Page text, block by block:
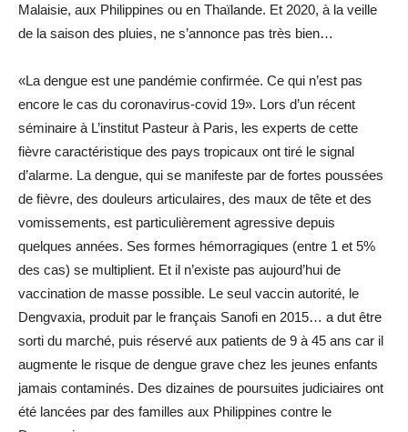
Malaisie, aux Philippines ou en Thaïlande. Et 2020, à la veille
de la saison des pluies, ne s’annonce pas très bien…
«La dengue est une pandémie confirmée. Ce qui n’est pas
encore le cas du coronavirus-covid 19». Lors d’un récent
séminaire à L’institut Pasteur à Paris, les experts de cette
fièvre caractéristique des pays tropicaux ont tiré le signal
d’alarme. La dengue, qui se manifeste par de fortes poussées
de fièvre, des douleurs articulaires, des maux de tête et des
vomissements, est particulièrement agressive depuis
quelques années. Ses formes hémorragiques (entre 1 et 5%
des cas) se multiplient. Et il n’existe pas aujourd’hui de
vaccination de masse possible. Le seul vaccin autorité, le
Dengvaxia, produit par le français Sanofi en 2015… a dut être
sorti du marché, puis réservé aux patients de 9 à 45 ans car il
augmente le risque de dengue grave chez les jeunes enfants
jamais contaminés. Des dizaines de poursuites judiciaires ont
été lancées par des familles aux Philippines contre le